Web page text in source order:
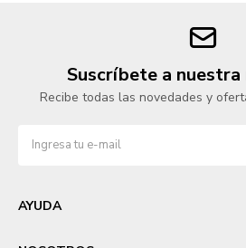
Suscríbete a
Recibe todas las novedades y
AYUDA